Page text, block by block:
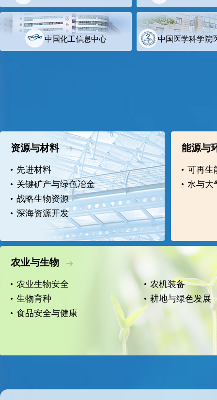
中国化工信息中心 中国医学科学院
资源与材料
先进材料
关键矿产与绿色冶金
战略生物资源
深海资源开发
能源与
可再生
水与大
农业与生物
农业生物安全
农机装备
生物育种
耕地与绿色发展
食品安全与健康